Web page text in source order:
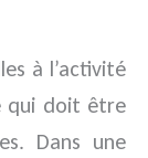
à l’activité
qui doit être
Dans une